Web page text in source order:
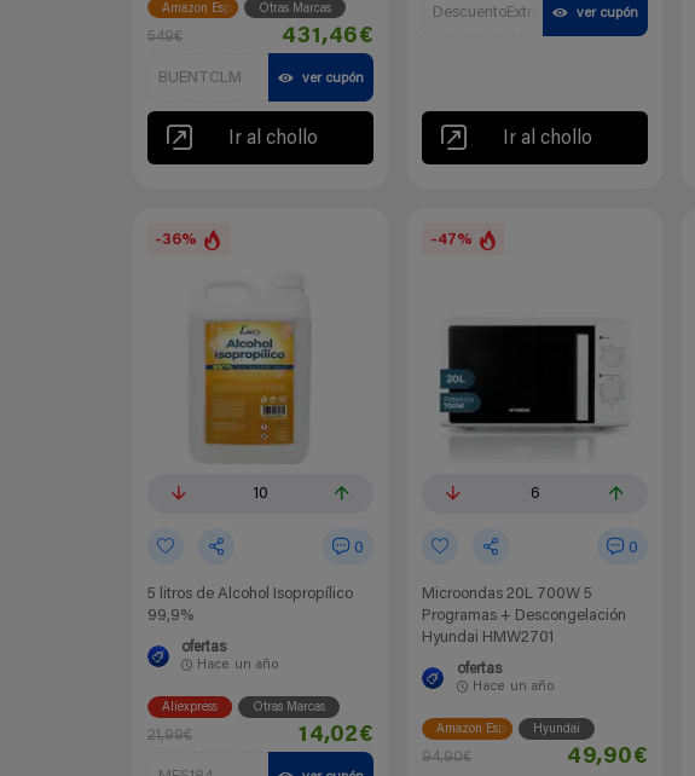
Amazon España Otras Marcas
549€ 431,46€
BUENTCLM ver cupón
Ir al chollo
DescuentoExtra ver cupón
Ir al chollo
-36%
10
0
5 litros de Alcohol Isopropílico
99,9%
ofertas
Hace un año
Aliexpress Otras Marcas
21,99€ 14,02€
-47%
6
0
Microondas 20L 700W 5
Programas + Descongelación
Hyundai HMW2701
ofertas
Hace un año
Amazon España Hyundai
94,90€ 49,90€